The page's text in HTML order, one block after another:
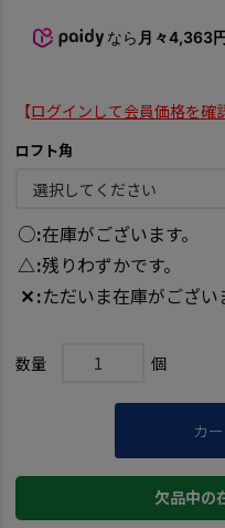
なら 月々4,363
【ログインして会員価格を確
ロフト角
○ 在庫がございます。
△ 残りわずかです。
✕ ただいま在庫がござい
カ
欠品中の